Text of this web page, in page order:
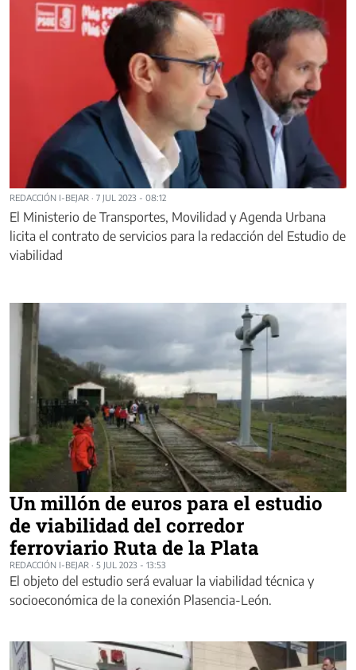
REDACCIÓN I-BEJAR · 7 JUL 2023 - 08:12
El Ministerio de Transportes, Movilidad y Agenda Urbana
licita el contrato de servicios para la redacción del Estudio de
viabilidad
Un millón de euros para el estudio
de viabilidad del corredor
ferroviario Ruta de la Plata
REDACCIÓN I-BEJAR · 5 JUL 2023 - 13:53
El objeto del estudio será evaluar la viabilidad técnica y
socioeconómica de la conexión Plasencia-León.